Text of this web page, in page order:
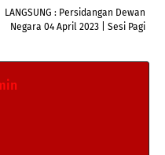
LANGSUNG : Persidangan Dewan
Negara 04 April 2023 | Sesi Pagi